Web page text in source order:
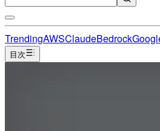
TrendingAWSClaudeBedrock
目次